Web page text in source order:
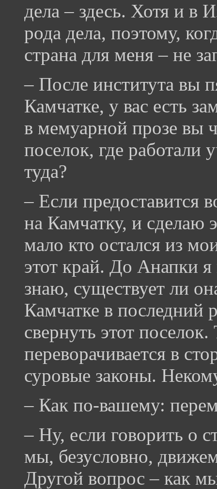
дела – здесь. Хотя и в
рода дела, поэтому,
страна для меня – не
– После института вы
Камчатке, у вас есть
в мемуарной прозе вы
поселок, где работали
туда?
– Если предоставится
на Камчатку, и сделаю
мало кто остался из
этот край. До Анапки
знаю, существует ли
Камчатке в последний
свернуть этот
переворачивается в
суровые законы.
– Как по-вашему:
– Ну, если говорить о
мы, безусловно,
Другой вопрос – как